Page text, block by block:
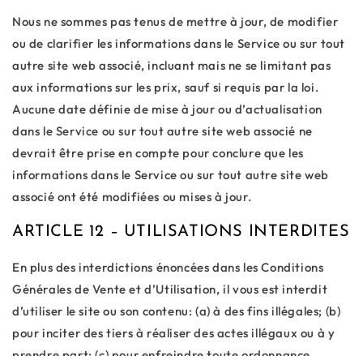
Nous ne sommes pas tenus de mettre à jour, de modifier
ou de clarifier les informations dans le Service ou sur tout
autre site web associé, incluant mais ne se limitant pas
aux informations sur les prix, sauf si requis par la loi.
Aucune date définie de mise à jour ou d’actualisation
dans le Service ou sur tout autre site web associé ne
devrait être prise en compte pour conclure que les
informations dans le Service ou sur tout autre site web
associé ont été modifiées ou mises à jour.
ARTICLE 12 – UTILISATIONS INTERDITES
En plus des interdictions énoncées dans les Conditions
Générales de Vente et d’Utilisation, il vous est interdit
d’utiliser le site ou son contenu: (a) à des fins illégales; (b)
pour inciter des tiers à réaliser des actes illégaux ou à y